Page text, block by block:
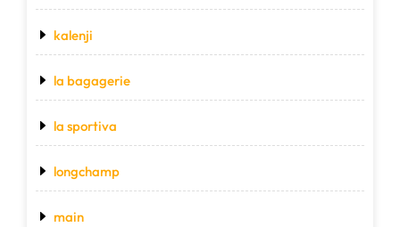
kalenji
la bagagerie
la sportiva
longchamp
main